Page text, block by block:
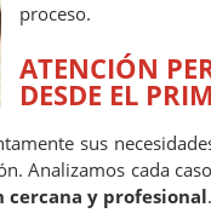
proceso.
ATENCIÓN
DESDE EL
sus
Analizamos cada
cercana y profesional.